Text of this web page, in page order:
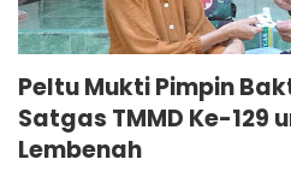
Peltu Mukti Pimpin
Satgas TMMD Ke-129
Lembenah